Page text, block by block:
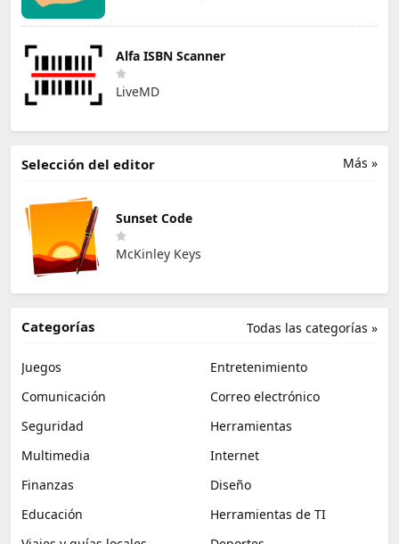
Alfa ISBN Scanner
LiveMD
Más »
Selección del editor
Sunset Code
McKinley Keys
Todas las categorías »
Categorías
Juegos
Entretenimiento
Comunicación
Correo electrónico
Seguridad
Herramientas
Multimedia
Internet
Finanzas
Diseño
Educación
Herramientas de TI